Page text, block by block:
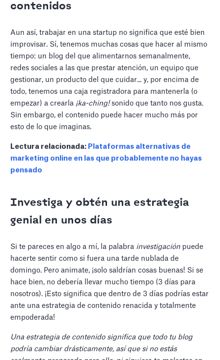
contenidos
Aun así, trabajar en una startup no significa que esté bien
improvisar. Sí, tenemos muchas cosas que hacer al mismo
tiempo: un blog del que alimentarnos semanalmente,
redes sociales a las que prestar atención, un equipo que
gestionar, un producto del que cuidar... y, por encima de
todo, tenemos una caja registradora para mantenerla (o
empezar) a crearla ¡ka-ching!sonido que tanto nos gusta.
Sin embargo, el contenido puede hacer mucho más por
esto de lo que imaginas.
Lectura relacionada: Plataformas alternativas de
marketing online en las que probablemente no hayas
pensado
Investiga y obtén una estrategia
genial en unos días
Si te pareces en algo a mí, la palabra investigación puede
hacerte sentir como si fuera una tarde nublada de
domingo. Pero animate, ¡solo saldrían cosas buenas! Si se
hace bien, no debería llevar mucho tiempo (3 días para
nosotros). ¡Esto significa que dentro de 3 días podrías estar
ante una estrategia de contenido renacida y totalmente
empoderada!
Una estrategia de contenido significa que todo tu blog
podría cambiar drásticamente, así que si no estás